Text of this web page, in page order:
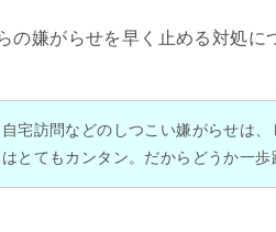
の嫌がらせを早く止める対処に
宅訪問などのしつこい嫌がらせは、
とてもカンタン。だからどうか一歩